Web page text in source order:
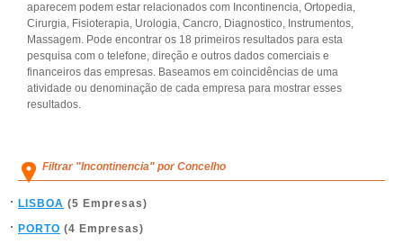
aparecem podem estar relacionados com Incontinencia, Ortopedia,
Cirurgia, Fisioterapia, Urologia, Cancro, Diagnostico, Instrumentos,
Massagem. Pode encontrar os 18 primeiros resultados para esta
pesquisa com o telefone, direção e outros dados comerciais e
financeiros das empresas. Baseamos em coincidências de uma
atividade ou denominação de cada empresa para mostrar esses
resultados.
Filtrar "Incontinencia" por Concelho
LISBOA (5 Empresas)
PORTO (4 Empresas)